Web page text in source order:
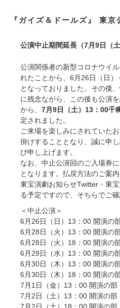
『ガイズ＆ドールズ』 東京
公演中止期間延長（7月9日（土
公演関係者の新型コロナウイ
れたことから、6月26日（日
となっておりました。その後
に残念ながら、この後も公演
から、 7月9日（土）13：00千
定されました。
ご来場を楽しみにされていた
掛けすることとなり、誠に申
び申し上げます。
なお、中止公演回のご入場券
となります。払戻方法のご案
東宝演劇お知らせTwitter・東
る予定ですので、そちらでご確
＜中止公演＞
6月26日（日）13：00 開演の
6月28日（火）13：00 開演の
6月28日（火）18：00 開演の
6月29日（水）13：00 開演の
6月30日（木）13：00 開演の
6月30日（木）18：00 開演の
7月1日（金）13：00 開演の部
7月2日（土）13：00 開演の部